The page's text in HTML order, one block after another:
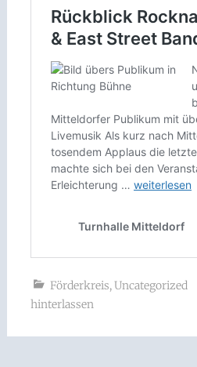
Förderkreis,Uncategorized
hinterlassen